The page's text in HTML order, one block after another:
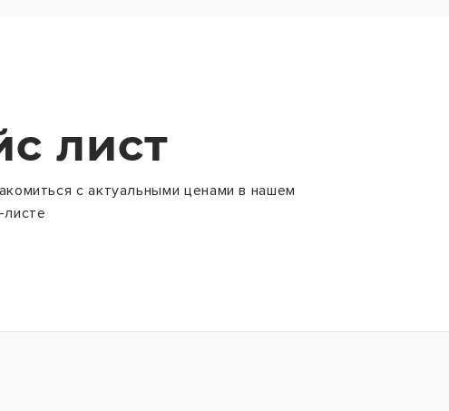
лист
с актуальными ценами в нашем